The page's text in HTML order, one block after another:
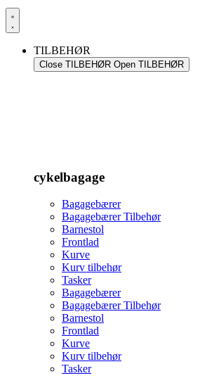
TILBEHØR
Close TILBEHØR Open TILBEHØR
cykelbagage
Bagagebærer
Bagagebærer Tilbehør
Barnestol
Frontlad
Kurve
Kurv tilbehør
Tasker
Bagagebærer
Bagagebærer Tilbehør
Barnestol
Frontlad
Kurve
Kurv tilbehør
Tasker